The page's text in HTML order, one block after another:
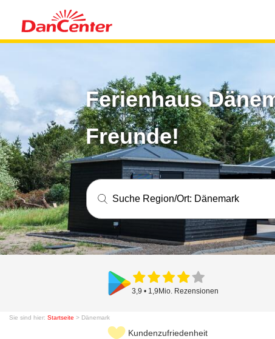
Ferienhaus
Freunde!
Suche Region/Ort: Dänemark
3,9 • 1,9Mio. Rezensionen
Sie sind hier: Startseite > Dänemark
Kundenzufriedenheit